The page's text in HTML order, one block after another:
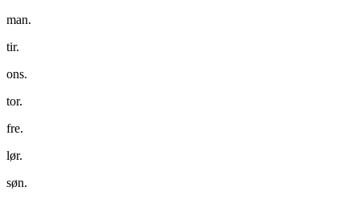
man.
tir.
ons.
tor.
fre.
lør.
søn.